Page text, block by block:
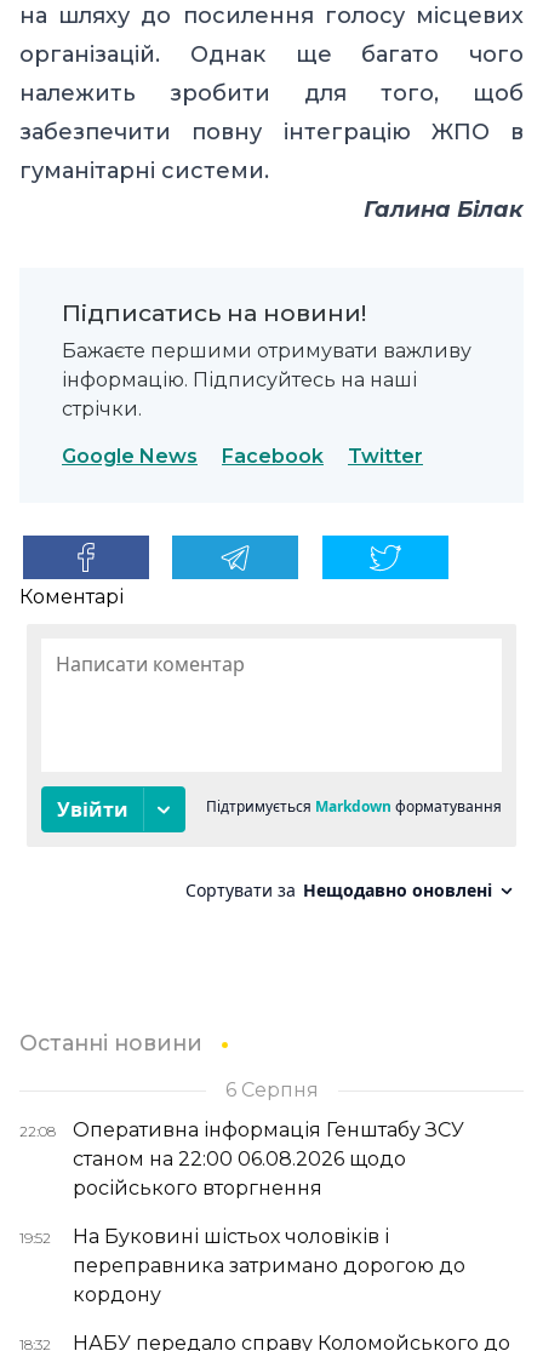
на шляху до посилення голосу місцевих
організацій. Однак ще багато чого
належить зробити для того, щоб
забезпечити повну інтеграцію ЖПО в
гуманітарні системи.
Галина Білак
Підписатись на новини!
Бажаєте першими отримувати важливу
інформацію. Підписуйтесь на наші
стрічки.
Google News Facebook Twitter
Коментарі
Останні новини
6 Серпня
22:08
Оперативна інформація Генштабу ЗСУ
станом на 22:00 06.08.2026 щодо
російського вторгнення
19:52
На Буковині шістьох чоловіків і
переправника затримано дорогою до
кордону
18:32
НАБУ передало справу Коломойського до